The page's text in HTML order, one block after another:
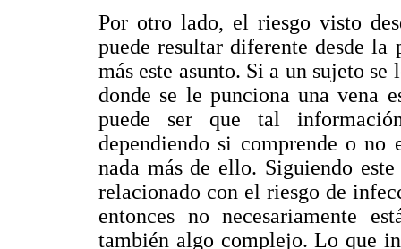
Por otro lado, el riesgo visto
puede resultar diferente desde
más este asunto. Si a un sujeto
donde se le punciona una vena
puede ser que tal
dependiendo si comprende o no
nada más de ello. Siguiendo
relacionado con el riesgo de
entonces no necesariamente
también algo complejo. Lo que